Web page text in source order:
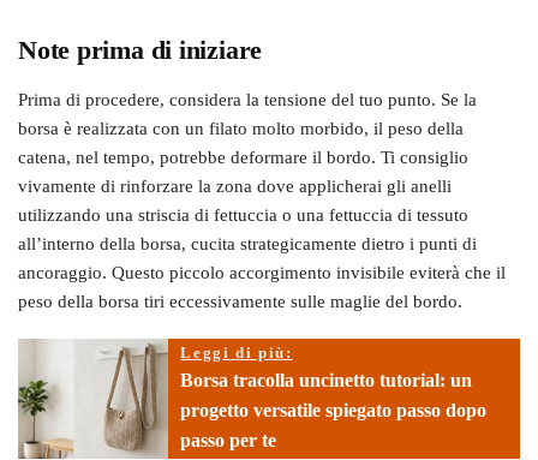
Note prima di iniziare
Prima di procedere, considera la tensione del tuo punto. Se la
borsa è realizzata con un filato molto morbido, il peso della
catena, nel tempo, potrebbe deformare il bordo. Ti consiglio
vivamente di rinforzare la zona dove applicherai gli anelli
utilizzando una striscia di fettuccia o una fettuccia di tessuto
all’interno della borsa, cucita strategicamente dietro i punti di
ancoraggio. Questo piccolo accorgimento invisibile eviterà che il
peso della borsa tiri eccessivamente sulle maglie del bordo.
Leggi di più:
Borsa tracolla uncinetto tutorial: un
progetto versatile spiegato passo dopo
passo per te